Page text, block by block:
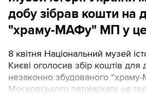
добу зібрав кошти на
"храму-МАФу" МП у
8 квітня Національний музей
Києві оголосив збір коштів
незаконно збудованого
Московського патріархату на